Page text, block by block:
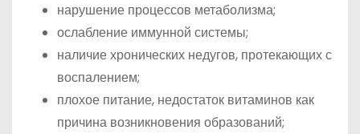
нарушение процессов метаболизма;
ослабление иммунной системы;
наличие хронических недугов, протекающих с
воспалением;
плохое питание, недостаток витаминов как
причина возникновения образований;